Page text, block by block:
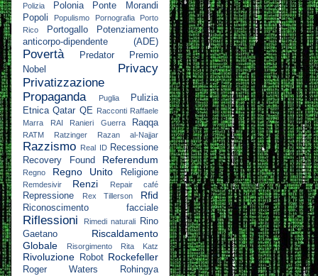
Polizia Polonia
Ponte Morandi
Popoli
Populismo Pornografia
Porto
Rico
Portogallo
Potenziamento
anticorpo-dipendente (ADE)
Povertà Predator
Premio
Nobel
Privacy
Privatizzazione
Propaganda
Puglia
Pulizia
Etnica Qatar QE Racconti Raffaele
Marra
RAI Ranieri Guerra Raqqa
RATM Ratzinger Razan al-Najjar
Razzismo Real ID Recessione
Recovery Found
Referendum
Regno Regno Unito Religione
Remdesivir Renzi Repair café
Repressione Rex Tillerson Rfid
Riconoscimento facciale
Riflessioni Rimedi naturali
Rino
Gaetano
Riscaldamento
Globale
Risorgimento Rita Katz
Rivoluzione Robot Rockefeller
Roger Waters
Rohingya